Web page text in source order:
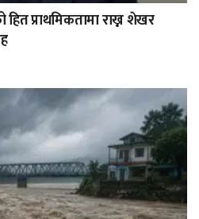
प्राथमिकतामा राख्न शेखर